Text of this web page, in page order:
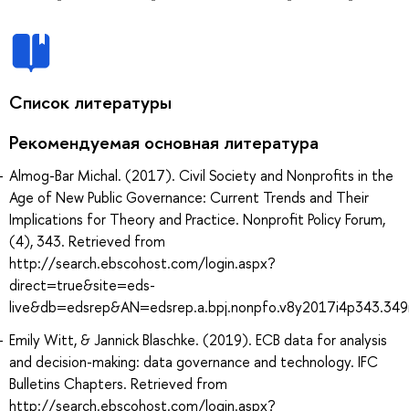
Список литературы
Рекомендуемая основная литература
Almog-Bar Michal. (2017). Civil Society and Nonprofits in the
Age of New Public Governance: Current Trends and Their
Implications for Theory and Practice. Nonprofit Policy Forum,
(4), 343. Retrieved from
http://search.ebscohost.com/login.aspx?
direct=true&site=eds-
Emily Witt, & Jannick Blaschke. (2019). ECB data for analysis
and decision-making: data governance and technology. IFC
Bulletins Chapters. Retrieved from
http://search.ebscohost.com/login.aspx?